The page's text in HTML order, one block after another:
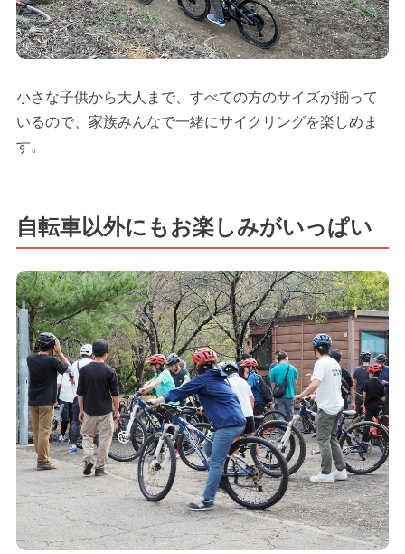
小さな子供から大人まで、すべての方のサイズが揃って
いるので、家族みんなで一緒にサイクリングを楽しめま
す。
自転車以外にもお楽しみがいっぱい